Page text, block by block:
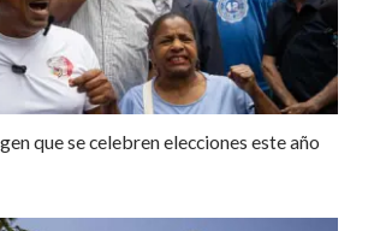
que se celebren elecciones este año